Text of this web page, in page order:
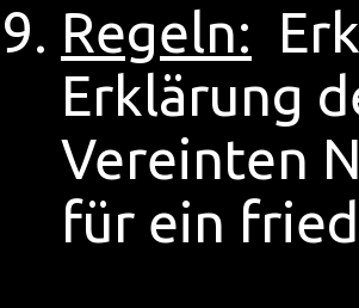
Regeln:
Erklärung
Vereinten
für ein